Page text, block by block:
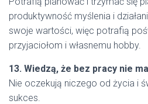
produktywność myślenia i
swoje wartości, więc potrafią
przyjaciołom i własnemu hobby.
13. Wiedzą, że bez pracy nie
Nie oczekują niczego od życia i
sukces.